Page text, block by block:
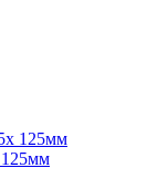
125мм